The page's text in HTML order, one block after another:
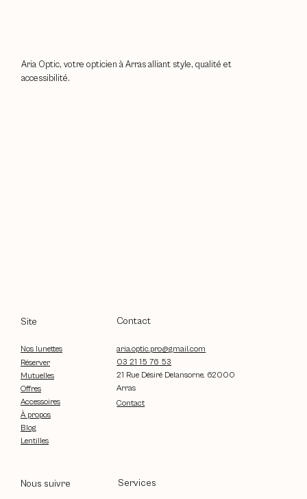
Aria Optic, votre opticien à Arras alliant style, qualité et
accessibilité.
Site
Nos lunettes
Réserver
Mutuelles
Offres
Accessoires
À propos
Blog
Lentilles
Contact
Contact
aria.optic.pro@gmail.com
03 21 15 76 53
21 Rue Désiré Delansorne, 62000
Arras
Nous suivre Services